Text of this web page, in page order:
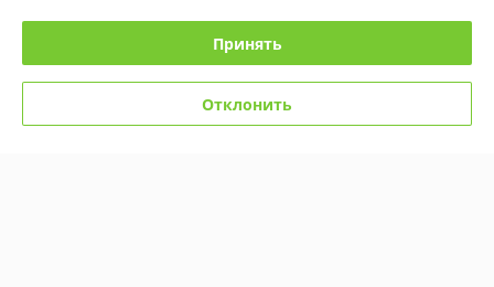
Доставка и оплата
Принять
Отклонить